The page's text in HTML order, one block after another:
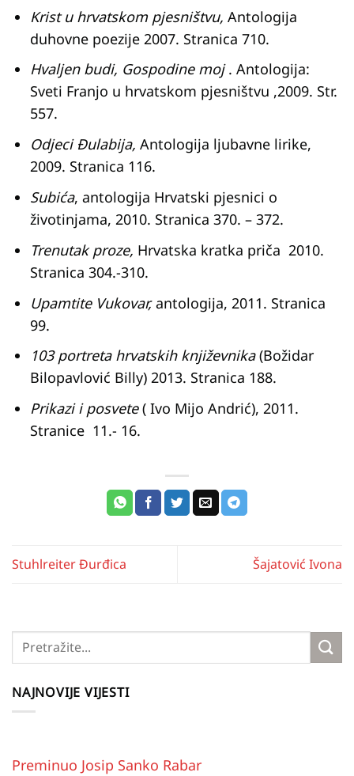
Krist u hrvatskom pjesništvu,Antologija
duhovne poezije 2007. Stranica 710.
Hvaljen budi, Gospodine moj. Antologija:
Sveti Franjo u hrvatskom pjesništvu ,2009. Str.
557.
Odjeci Đulabija,Antologija ljubavne lirike,
2009. Stranica 116.
Subića, antologija Hrvatski pjesnici o
životinjama, 2010. Stranica 370. – 372.
Trenutak proze, Hrvatska kratka priča 2010.
Stranica 304.-310.
Upamtite Vukovar,antologija, 2011. Stranica
99.
103 portreta hrvatskih književnika(Božidar
Bilopavlović Billy) 2013. Stranica 188.
Prikazi i posvete( Ivo Mijo Andrić), 2011.
Stranice 11.- 16.
Stuhlreiter Đurđica Šajatović Ivona
NAJNOVIJE VIJESTI
Preminuo Josip Sanko Rabar